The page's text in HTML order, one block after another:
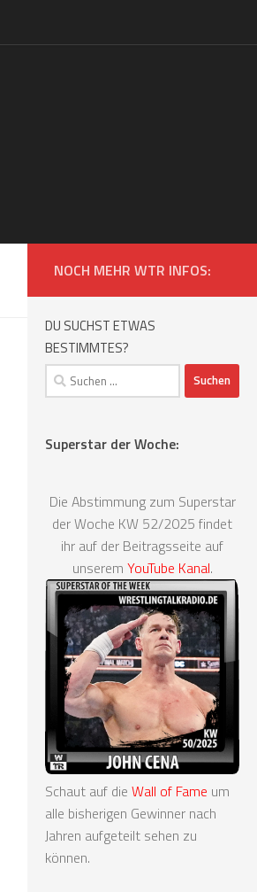
NOCH MEHR WTR INFOS:
DU SUCHST ETWAS
BESTIMMTES?
Suchen
nach:
Superstar der Woche:
Die Abstimmung zum Superstar
der Woche KW 52/2025 findet
ihr auf der Beitragsseite auf
unserem YouTube Kanal.
Schaut auf die Wall of Fame um
alle bisherigen Gewinner nach
Jahren aufgeteilt sehen zu
können.